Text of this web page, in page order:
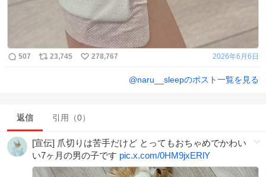
507 23,745 278,767 2026年6月6日
@naru__sleepのポスト一覧を見る
返信 引用（0）
[宣伝] 爪切りは苦手だけど とってもおちゃめでかわい
い7ヶ月の男の子です pic.x.com/0HM9jxERlY